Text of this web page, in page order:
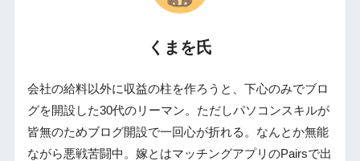
くまを氏
会社の給料以外に収益の柱を作ろうと、下心のみでブロ
グを開設した30代のリーマン。ただしパソコンスキルが
皆無のためブログ開設で一回心が折れる。なんとか無能
ながら悪戦苦闘中。嫁とはマッチングアプリのPairsで出